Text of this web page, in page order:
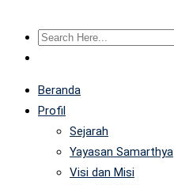
Beranda
Profil
Sejarah
Yayasan Samarthya
Visi dan Misi